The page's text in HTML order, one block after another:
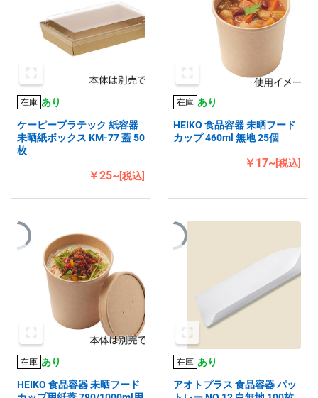
在庫 あり
ケーピープラテック 紙容器
未晒紙ボックス KM-77 蓋 50
枚
￥25~[税込]
在庫 あり
HEIKO 食品容器 未晒フード
カップ 460ml 無地 25個
￥17~[税込]
在庫 あり
HEIKO 食品容器 未晒フード
在庫 あり
アオトプラス 食品容器 パッ